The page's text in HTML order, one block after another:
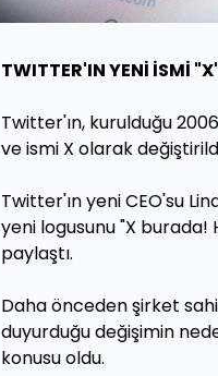
TWITTER'IN YENİ İSMİ
Twitter'ın, kurulduğu
ve ismi X olarak
Twitter'ın yeni CEO'su
yeni logusunu "X burada!
paylaştı.
Daha önceden şirket
duyurduğu değişimin
konusu oldu.